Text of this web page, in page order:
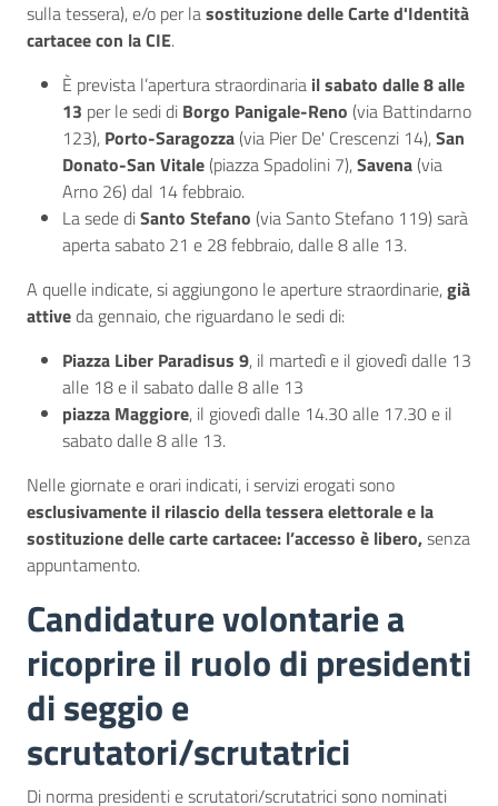
sulla tessera), e/o per lasostituzione delle Carte d'Identità
cartacee con la CIE.
È prevista l’apertura straordinaria il sabato dalle 8 alle
13 per le sedi di Borgo Panigale-Reno (via Battindarno
123), Porto-Saragozza (via Pier De' Crescenzi 14),San
Donato-San Vitale (piazza Spadolini 7),Savena (via
Arno 26) dal 14 febbraio.
La sede diSanto Stefano (via Santo Stefano 119) sarà
aperta sabato 21 e 28 febbraio, dalle 8 alle 13.
A quelle indicate, si aggiungono le aperture straordinarie,già
attiveda gennaio, che riguardano le sedi di:
Piazza Liber Paradisus 9, il martedì e il giovedì dalle 13
alle 18 e il sabato dalle 8 alle 13
piazza Maggiore, il giovedì dalle 14.30 alle 17.30 e il
sabato dalle 8 alle 13.
Nelle giornate e orari indicati, i servizi erogati sono
esclusivamente il rilascio della tessera elettorale e la
sostituzione delle carte cartacee: l’accesso è libero,senza
appuntamento.
Candidature volontarie a
ricoprire il ruolo di presidenti
di seggio e
scrutatori/scrutatrici
Di norma presidenti e scrutatori/scrutatrici sono nominati